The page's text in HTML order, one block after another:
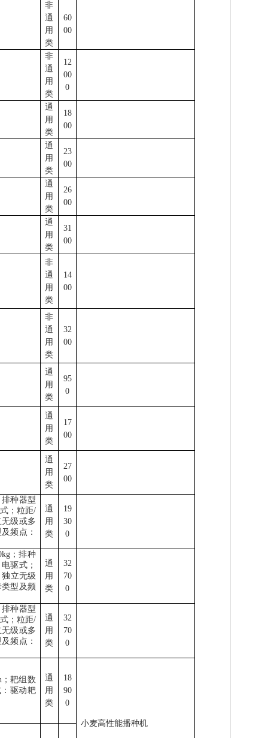
非
通
用
类
60
00
非
通
用
类
12
00
0
通
用
类
18
00
通
用
类
23
00
通
用
类
26
00
通
用
类
31
00
非
通
用
类
14
00
非
通
用
类
32
00
通
用
类
95
0
通
用
类
17
00
通
用
类
27
00
排种器型
；粒距/
级或多
频点：
通
用
类
19
30
0
；排种
驱式；
立无级
型及频
通
用
类
32
70
0
排种器型
；粒距/
级或多
频点：
通
用
类
32
70
0
；耙组数
驱动耙
通
用
类
18
90
0
小麦高性能播种机